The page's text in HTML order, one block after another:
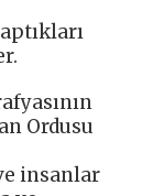
Ordusu
insanlar